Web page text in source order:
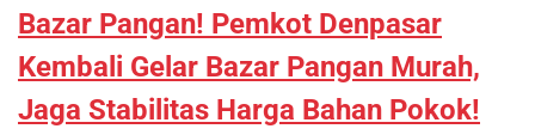
Bazar Pangan! Pemkot Denpasar
Kembali Gelar Bazar Pangan Murah,
Jaga Stabilitas Harga Bahan Pokok!